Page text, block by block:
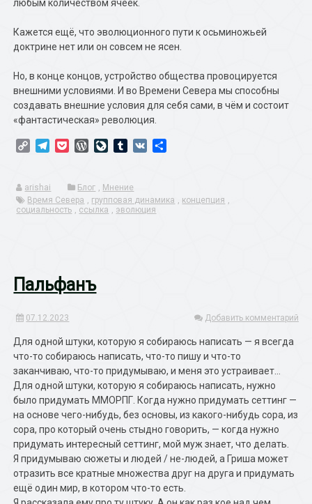
любым количеством ячеек.
Кажется ещё, что эволюционного пути к осьминожьей
доктрине нет или он совсем не ясен.
Но, в конце концов, устройство общества провоцируется
внешними условиями. И во Времени Севера мы способны
создавать внешние условия для себя сами, в чём и состоит
«фантастическая» революция.
Copy TelegramPocketWordPress
LiveJournal
Tumblr
VK
arishai Блог , Мнение
Время Севера , групповая динамика , концепция ,
социальность , ссылка , эволюция
Пальфанъ
07.12.2023 Добавить комментарий
Для одной штуки, которую я собираюсь написать — я всегда
что-то собираюсь написать, что-то пишу и что-то
заканчиваю, что-то придумываю, и меня это устраивает…
Для одной штуки, которую я собираюсь написать, нужно
было придумать ММОРПГ. Когда нужно придумать сеттинг —
на основе чего-нибудь, без основы, из какого-нибудь сора, из
сора, про который очень стыдно говорить, — когда нужно
придумать интересный сеттинг, мой муж знает, что делать.
Я придумываю сюжеты и людей / не-людей, а Гриша может
отразить все кратные множества друг на друга и придумать
ещё один мир, в котором что-то есть.